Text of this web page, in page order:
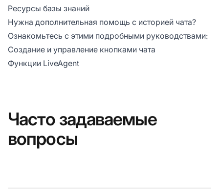
Ресурсы базы знаний
Нужна дополнительная помощь с историей чата?
Ознакомьтесь с этими подробными руководствами:
Создание и управление кнопками чата
Функции LiveAgent
Часто задаваемые
вопросы